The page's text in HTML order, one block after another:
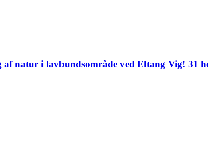
natur i lavbundsområde ved Eltang Vig! 31